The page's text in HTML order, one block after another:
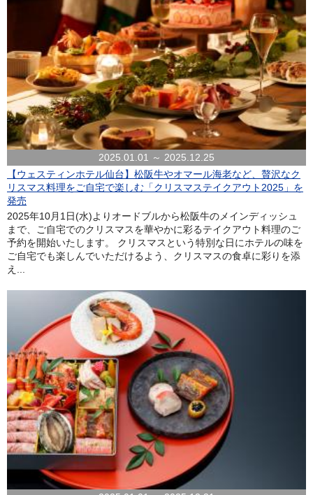
2025.01.01 ～ 2025.12.25
【ウェスティンホテル仙台】松阪牛やオマール海老など、贅沢なク
リスマス料理をご自宅で楽しむ「クリスマステイクアウト2025」を
発売
2025年10月1日(水)よりオードブルから松阪牛のメインディッシュ
まで、ご自宅でのクリスマスを華やかに彩るテイクアウト料理のご
予約を開始いたします。 クリスマスという特別な日にホテルの味を
ご自宅でも楽しんでいただけるよう、クリスマスの食卓に彩りを添
え...